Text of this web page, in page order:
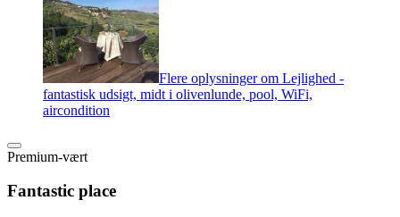
Flere oplysninger om Lejlighed -
fantastisk udsigt, midt i olivenlunde, pool, WiFi,
aircondition
Premium-vært
Fantastic place